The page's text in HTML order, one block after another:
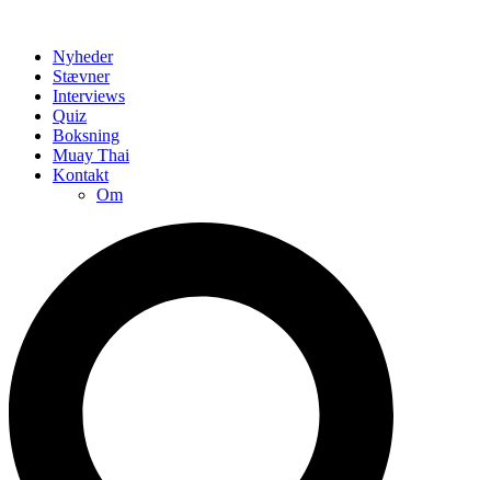
Nyheder
Stævner
Interviews
Quiz
Boksning
Muay Thai
Kontakt
Om